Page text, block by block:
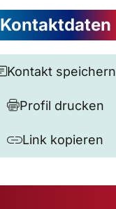
Kontaktdaten
Kontakt speichern
Profil drucken
Link kopieren